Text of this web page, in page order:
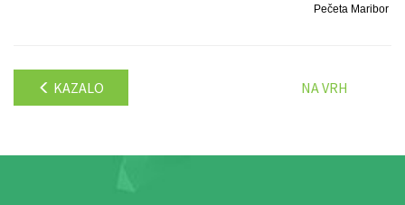
Pečeta Maribor
KAZALO NA VRH